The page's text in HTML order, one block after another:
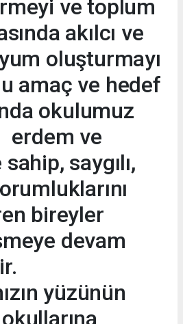
ve toplum
akılcı ve
oluşturmayı
amaç ve hedef
okulumuz
erdem ve
saygılı,
bireyler
devam
yüzünün